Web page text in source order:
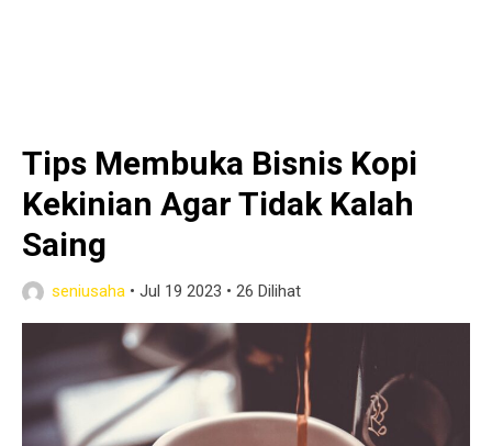
Tips Membuka Bisnis Kopi
Kekinian Agar Tidak Kalah
Saing
seniusaha • Jul 19 2023 • 26 Dilihat